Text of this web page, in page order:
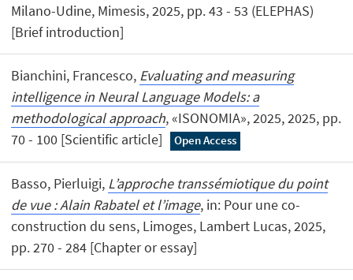
Milano-Udine, Mimesis, 2025, pp. 43 - 53 (ELEPHAS)
[Brief introduction]
Bianchini, Francesco, Evaluating and measuring
intelligence in Neural Language Models: a
methodological approach, «ISONOMIA», 2025, 2025, pp.
70 - 100 [Scientific article]
Open Access
Basso, Pierluigi, L’approche transsémiotique du point
de vue : Alain Rabatel et l’image, in: Pour une co-
construction du sens, Limoges, Lambert Lucas, 2025,
pp. 270 - 284 [Chapter or essay]